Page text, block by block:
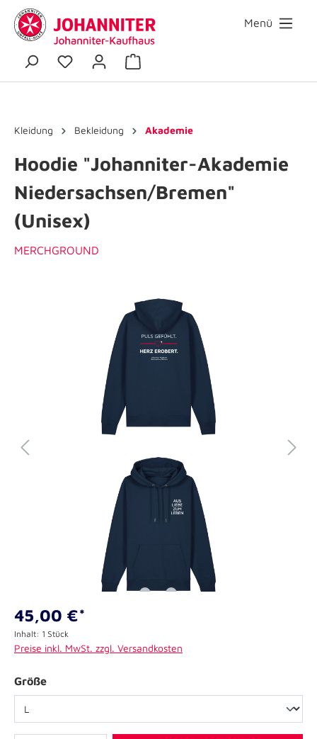
Menü
Kleidung Bekleidung Akademie
Hoodie "Johanniter-Akademie
Niedersachsen/Bremen"
(Unisex)
MERCHGROUND
45,00 €*
Inhalt: 1 Stück
Preise inkl. MwSt. zzgl. Versandkosten
Größe